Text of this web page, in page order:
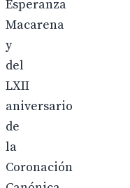
Esperanza
Macarena
y
del
LXII
aniversario
de
la
Coronación